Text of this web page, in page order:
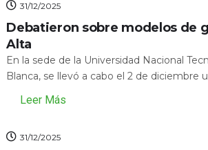
31/12/2025
Debatieron sobre modelos de
Alta
En la sede de la Universidad Nacional
Blanca, se llevó a cabo el 2 de diciembre
Leer Más
31/12/2025